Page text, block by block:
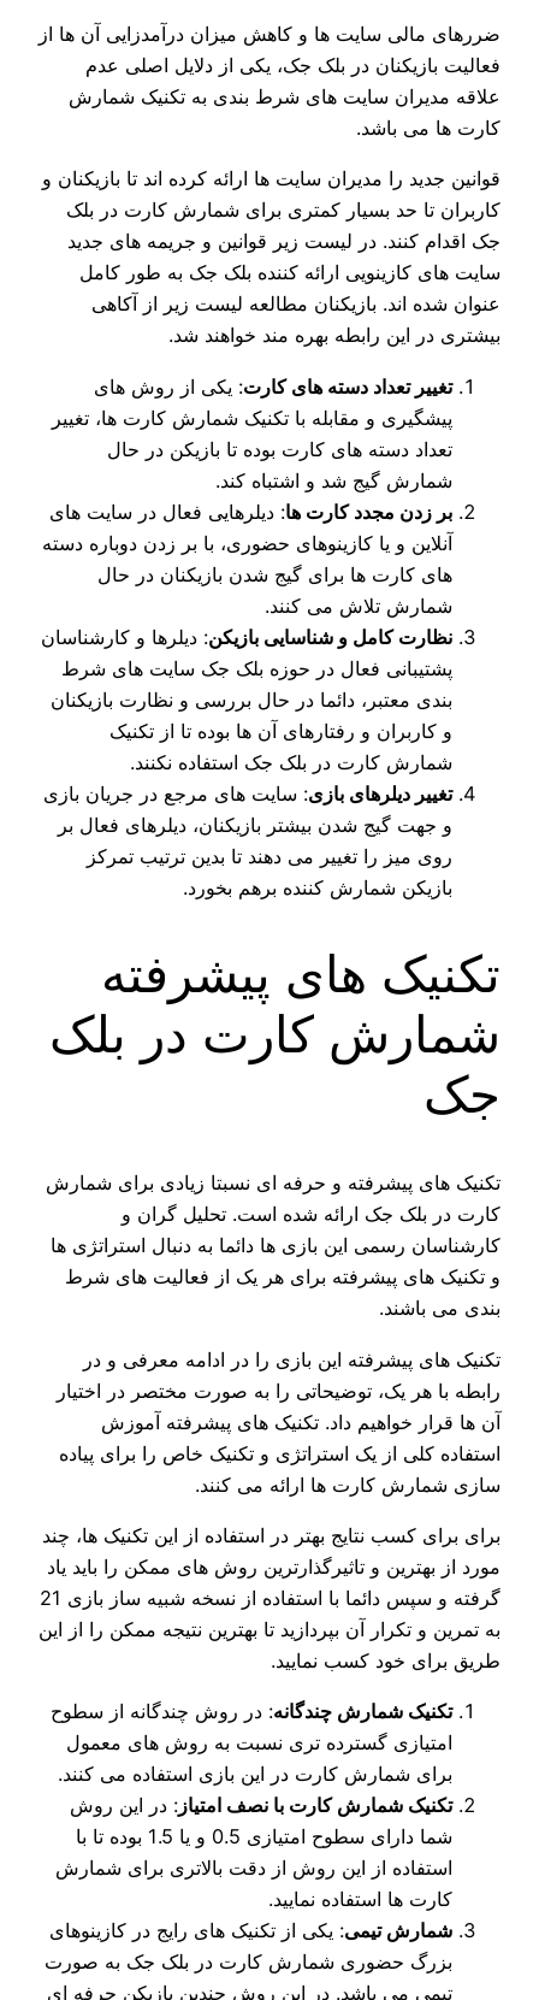
ضررهای مالی سایت ها و کاهش میزان درآمدزایی آن ها از
فعالیت بازیکنان در بلک جک، یکی از دلایل اصلی عدم
علاقه مدیران سایت های شرط بندی به تکنیک شمارش
کارت ها می باشد.
قوانین جدید را مدیران سایت ها ارائه کرده اند تا بازیکنان و
کاربران تا حد بسیار کمتری برای شمارش کارت در بلک
جک اقدام کنند. در لیست زیر قوانین و جریمه های جدید
سایت های کازینویی ارائه کننده بلک جک به طور کامل
عنوان شده اند. بازیکنان مطالعه لیست زیر از آکاهی
بیشتری در این رابطه بهره مند خواهند شد.
تغییر تعداد دسته های کارت: یکی از روش های
پیشگیری و مقابله با تکنیک شمارش کارت ها، تغییر
تعداد دسته های کارت بوده تا بازیکن در حال
شمارش گیج شد و اشتباه کند.
بر زدن مجدد کارت ها: دیلرهایی فعال در سایت های
آنلاین و یا کازینوهای حضوری، با بر زدن دوباره دسته
های کارت ها برای گیج شدن بازیکنان در حال
شمارش تلاش می کنند.
نظارت کامل و شناسایی بازیکن: دیلرها و کارشناسان
پشتیبانی فعال در حوزه بلک جک سایت های شرط
بندی معتبر، دائما در حال بررسی و نظارت بازیکنان
و کاربران و رفتارهای آن ها بوده تا از تکنیک
شمارش کارت در بلک جک استفاده نکنند.
تغییر دیلرهای بازی: سایت های مرجع در جریان بازی
و جهت گیج شدن بیشتر بازیکنان، دیلرهای فعال بر
روی میز را تغییر می دهند تا بدین ترتیب تمرکز
بازیکن شمارش کننده برهم بخورد.
تکنیک‌ های پیشرفته
شمارش کارت در بلک
جک
تکنیک های پیشرفته و حرفه ای نسبتا زیادی برای شمارش
کارت در بلک جک ارائه شده است. تحلیل گران و
کارشناسان رسمی این بازی ها دائما به دنبال استراتژی ها
و تکنیک های پیشرفته برای هر یک از فعالیت های شرط
بندی می باشند.
تکنیک های پیشرفته این بازی را در ادامه معرفی و در
رابطه با هر یک، توضیحاتی را به صورت مختصر در اختیار
آن ها قرار خواهیم داد. تکنیک های پیشرفته آموزش
استفاده کلی از یک استراتژی و تکنیک خاص را برای پیاده
سازی شمارش کارت ها ارائه می کنند.
برای برای کسب نتایج بهتر در استفاده از این تکنیک ها، چند
مورد از بهترین و تاثیرگذارترین روش های ممکن را باید یاد
گرفته و سپس دائما با استفاده از نسخه شبیه ساز بازی 21
به تمرین و تکرار آن بپردازید تا بهترین نتیجه ممکن را از این
طریق برای خود کسب نمایید.
تکنیک شمارش چندگانه: در روش چندگانه از سطوح
امتیازی گسترده تری نسبت به روش های معمول
برای شمارش کارت در این بازی استفاده می کنند.
تکنیک شمارش کارت با نصف امتیاز : در این روش
شما دارای سطوح امتیازی 0.5 و یا 1.5 بوده تا با
استفاده از این روش از دقت بالاتری برای شمارش
کارت ها استفاده نمایید.
شمارش تیمی: یکی از تکنیک های رایج در کازینوهای
بزرگ حضوری شمارش کارت در بلک جک به صورت
تیمی می باشد. در این روش چندین بازیکن حرفه ای